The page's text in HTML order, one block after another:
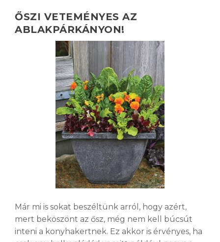
ŐSZI VETEMÉNYES AZ
ABLAKPÁRKÁNYON!
Már mi is sokat beszéltünk arról, hogy azért,
mert beköszönt az ősz, még nem kell búcsút
inteni a konyhakertnek. Ez akkor is érvényes, ha